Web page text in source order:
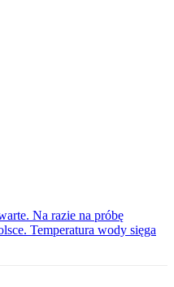
Na razie na próbę
Temperatura wody sięga